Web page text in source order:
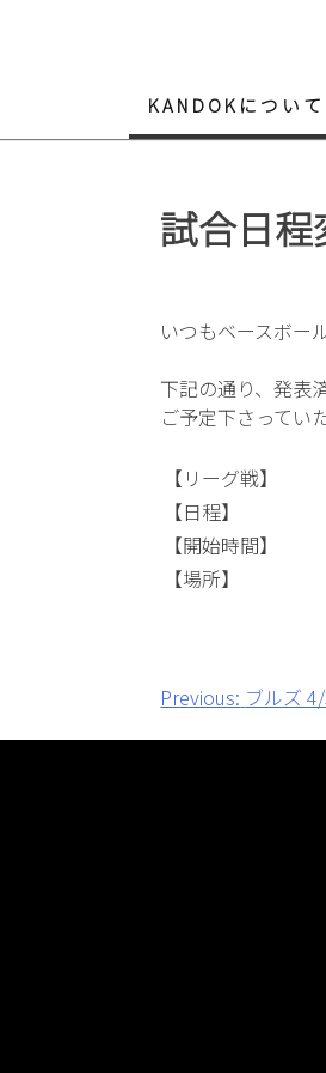
KANDOKについて
試合日
いつもベースボー
下記の通り、発表
ご予定下さってい
【リーグ戦】
【日程】
【開始時間】
【場所】
投
稿
Previous: ブルズ